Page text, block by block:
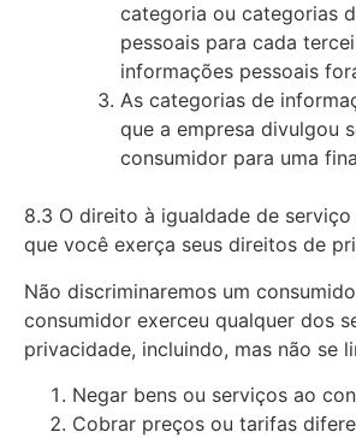
categoria ou categorias
pessoais para cada
informações pessoais
As categorias de
que a empresa divulgou
consumidor para uma
8.3 O direito à igualdade de
que você exerça seus direitos de
Não discriminaremos um
consumidor exerceu qualquer dos
privacidade, incluindo, mas não se
Negar bens ou serviços ao
Cobrar preços ou tarifas